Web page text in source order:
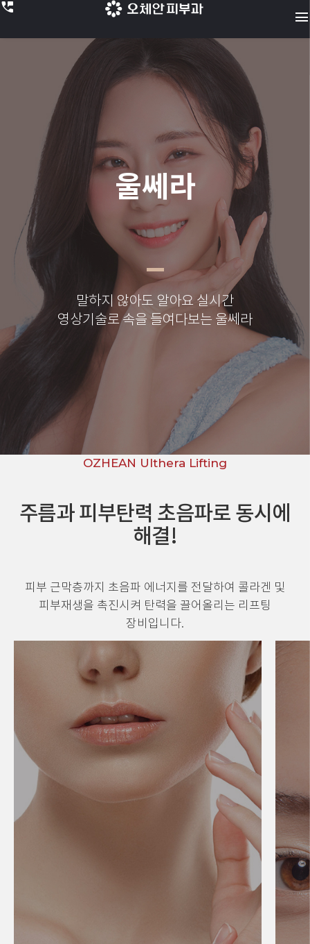
perm_phone_msg
menu
울쎄라
말하지 않아도 알아요 실시간
영상기술로 속을 들여다보는 울쎄라
OZHEAN Ulthera Lifting
주름과 피부탄력 초음파로 동시에
해결!
피부 근막층까지 초음파 에너지를 전달하여 콜라겐 및
피부재생을 촉진시켜 탄력을 끌어올리는 리프팅
장비입니다.